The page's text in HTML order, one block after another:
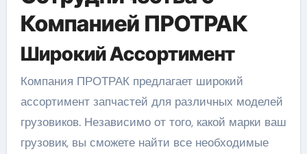
Компанией ПРОТРАК
Широкий Ассортимент
Компания ПРОТРАК предлагает широкий
ассортимент запчастей для различных моделей
грузовиков. Независимо от того, какой марки ваш
грузовик, вы сможете найти все необходимые